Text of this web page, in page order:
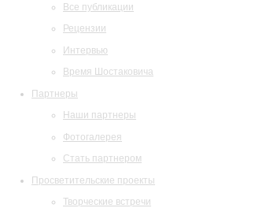
Все публикации
Рецензии
Интервью
Время Шостаковича
Партнеры
Наши партнеры
Фотогалерея
Стать партнером
Просветительские проекты
Творческие встречи